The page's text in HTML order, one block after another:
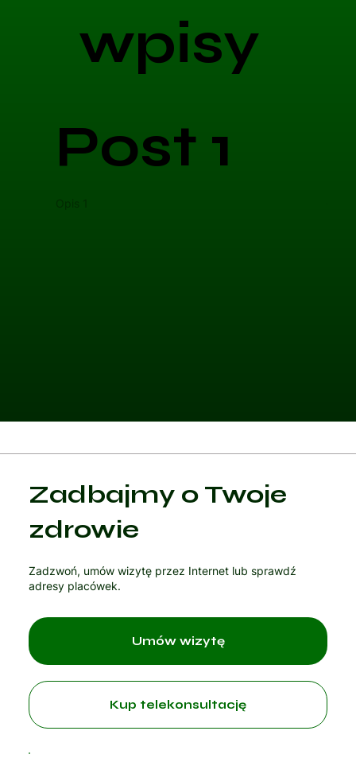
wpisy
Post 1
Opis 1
Zadbajmy o Twoje
zdrowie
Zadzwoń, umów wizytę przez Internet lub sprawdź
adresy placówek.
Kup telekonsultację
Umów wizytę